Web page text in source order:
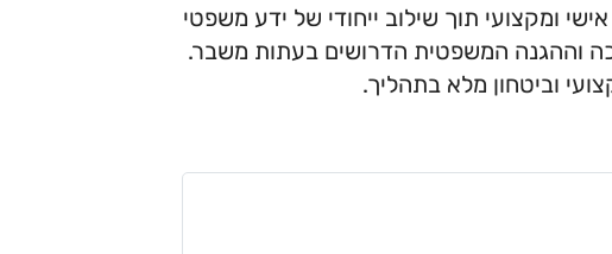
ומקצועי תוך שילוב ייחודי של ידע משפטי
וההגנה המשפטית הדרושים בעתות משבר.
וביטחון מלא בתהליך.